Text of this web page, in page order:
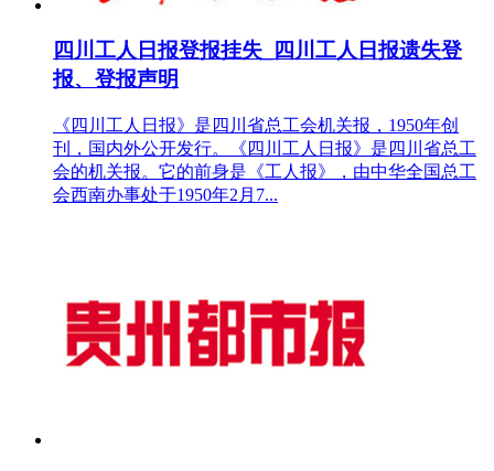
四川工人日报登报挂失_四川工人日报遗失登
报、登报声明
《四川工人日报》是四川省总工会机关报，1950年创
刊，国内外公开发行。《四川工人日报》是四川省总工
会的机关报。它的前身是《工人报》，由中华全国总工
会西南办事处于1950年2月7...